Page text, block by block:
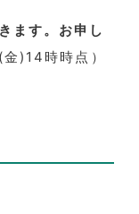
す。お申し
)14時時点）